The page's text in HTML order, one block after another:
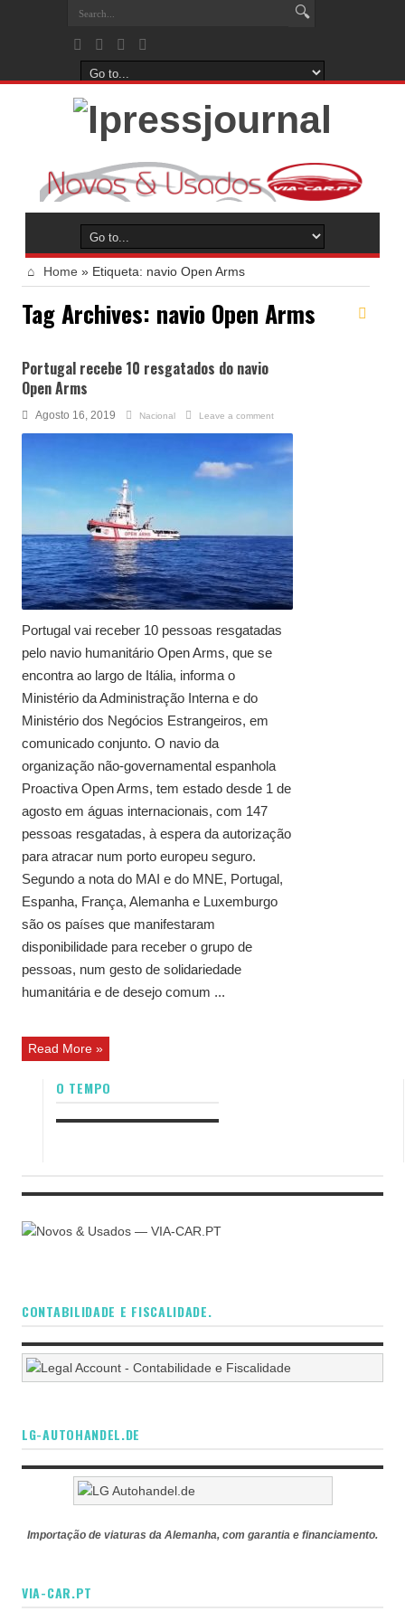
Home » Etiqueta: navio Open Arms
Tag Archives: navio Open Arms
Portugal recebe 10 resgatados do navio
Open Arms
Agosto 16, 2019 Nacional Leave a comment
Portugal vai receber 10 pessoas resgatadas
pelo navio humanitário Open Arms, que se
encontra ao largo de Itália, informa o
Ministério da Administração Interna e do
Ministério dos Negócios Estrangeiros, em
comunicado conjunto. O navio da
organização não-governamental espanhola
Proactiva Open Arms, tem estado desde 1 de
agosto em águas internacionais, com 147
pessoas resgatadas, à espera da autorização
para atracar num porto europeu seguro.
Segundo a nota do MAI e do MNE, Portugal,
Espanha, França, Alemanha e Luxemburgo
são os países que manifestaram
disponibilidade para receber o grupo de
pessoas, num gesto de solidariedade
humanitária e de desejo comum ...
Read More »
O TEMPO
CONTABILIDADE E FISCALIDADE.
LG-AUTOHANDEL.DE
Importação de viaturas da Alemanha, com garantia e financiamento.
VIA-CAR.PT